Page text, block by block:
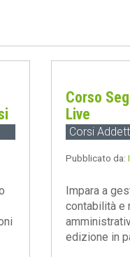
Corso
Live
Corsi
Pubblicato da:
Impara a
contabilità e
edizione in